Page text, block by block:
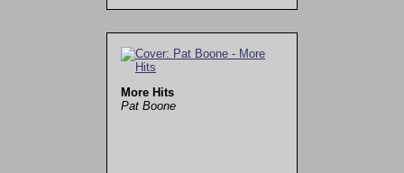
More Hits
Pat Boone